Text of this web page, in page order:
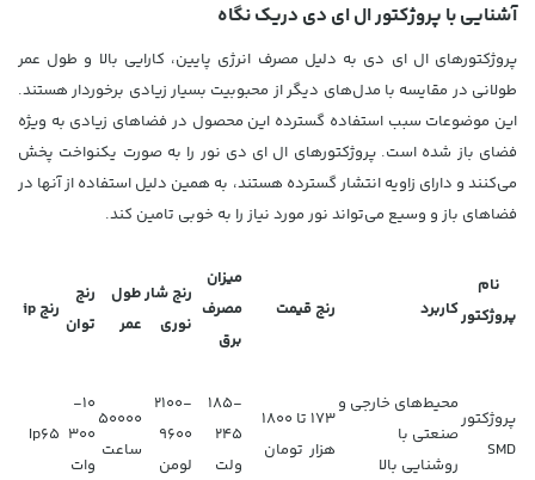
آشنایی با پروژکتور ال ای دی دریک نگاه
پروژکتورهای ال ای دی به دلیل مصرف انرژی پایین، کارایی بالا و طول عمر
طولانی در مقایسه با مدل‌های دیگر از محبوبیت بسیار زیادی برخوردار هستند.
این موضوعات سبب استفاده گسترده این محصول در فضاهای زیادی به ویژه
فضای باز شده است. پروژکتورهای ال ای دی نور را به صورت یکنواخت پخش
می‌کنند و دارای زاویه انتشار گسترده هستند، به همین دلیل استفاده از آنها در
فضاهای باز و وسیع می‌تواند نور مورد نیاز را به خوبی تامین کند.
نام
پروژکتورکاربرد رنج قیمت
میزان
مصرف
برق
رنج شار
نوری
طول
عمر
رنج
توان
رنج ip
پروژکتور
SMD
محیط‌های خارجی و
صنعتی با
روشنایی بالا
173 تا 1800
هزار تومان
185-
245
ولت
2100-
9600
لومن
50000
ساعت
10-
300
وات
Ip65